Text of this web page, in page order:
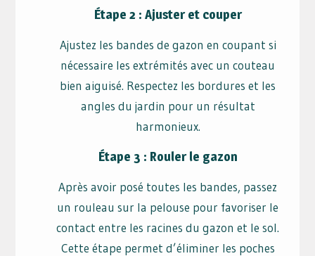
Étape 2 : Ajuster et couper
Ajustez les bandes de gazon en coupant si
nécessaire les extrémités avec un couteau
bien aiguisé. Respectez les bordures et les
angles du jardin pour un résultat
harmonieux.
Étape 3 : Rouler le gazon
Après avoir posé toutes les bandes, passez
un rouleau sur la pelouse pour favoriser le
contact entre les racines du gazon et le sol.
Cette étape permet d’éliminer les poches